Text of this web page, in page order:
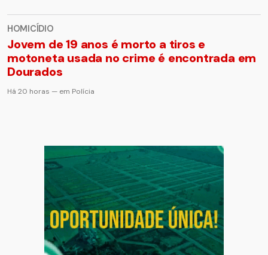
HOMICÍDIO
Jovem de 19 anos é morto a tiros e
motoneta usada no crime é encontrada em
Dourados
Há 20 horas — em Polícia